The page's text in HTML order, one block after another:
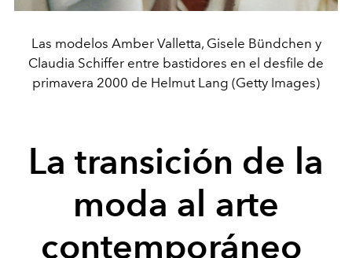
Las modelos Amber Valletta, Gisele Bündchen y
Claudia Schiffer entre bastidores en el desfile de
primavera 2000 de Helmut Lang (Getty Images)
La transición de la
moda al arte
contemporáneo